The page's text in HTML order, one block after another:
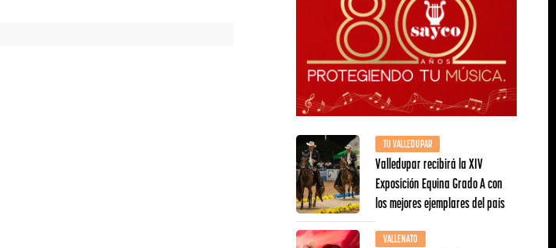
TU VALLEDUPAR
Valledupar recibirá la XIV
Exposición Equina Grado A con
los mejores ejemplares del país
VALLENATO